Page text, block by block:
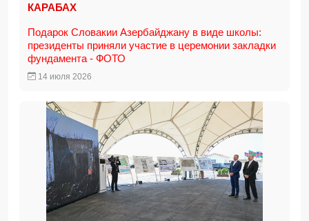
КАРАБАХ
Подарок Словакии Азербайджану в виде школы:
президенты приняли участие в церемонии закладки
фундамента - ФОТО
14 июля 2026